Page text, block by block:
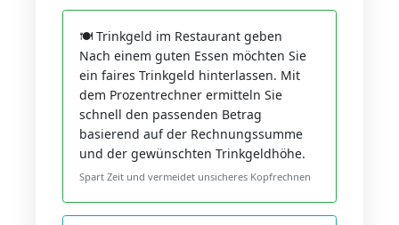
🍽️ Trinkgeld im Restaurant geben
Nach einem guten Essen möchten Sie
ein faires Trinkgeld hinterlassen. Mit
dem Prozentrechner ermitteln Sie
schnell den passenden Betrag
basierend auf der Rechnungssumme
und der gewünschten Trinkgeldhöhe.
Spart Zeit und vermeidet unsicheres Kopfrechnen